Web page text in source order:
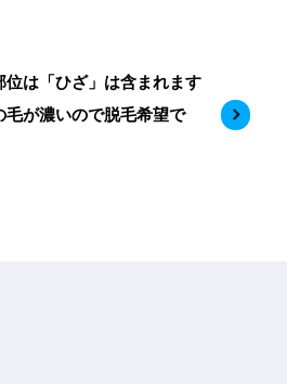
位は「ひざ」は含まれます
毛が濃いので脱毛希望で